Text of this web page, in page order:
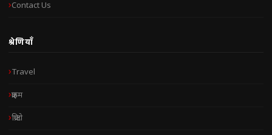
Contact Us
श्रेणियाँ
Travel
क्राइम
क्रिप्टो